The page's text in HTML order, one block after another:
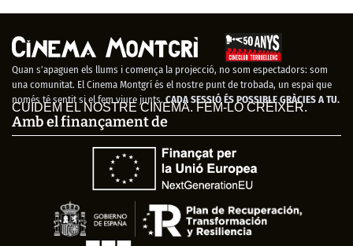
Quan s’apaguen els llums i comença la projecció, no som espectadors: som
una comunitat. El Cinema Montgrí és el nostre punt de trobada, un espai que
només té sentit si el fem viure junts. CADA SESSIÓ ÉS POSSIBLE GRÀCIES A TU.
CUIDEM EL NOSTRE CINEMA. FEM-LO CRÉIXER.
Amb el finançament de